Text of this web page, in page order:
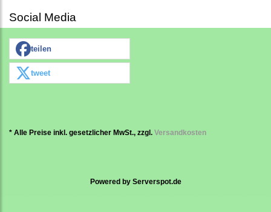
Social Media
teilen
tweet
* Alle Preise inkl. gesetzlicher MwSt., zzgl. Versandkosten
Powered by Serverspot.de